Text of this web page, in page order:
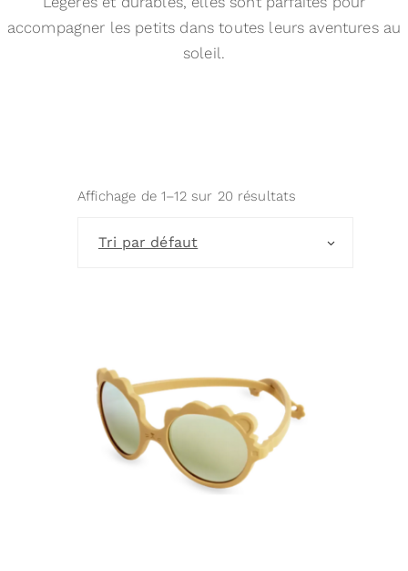
accompagner les petits dans toutes leurs aventures au
soleil.
Affichage de 1–12 sur 20 résultats
Tri par défaut